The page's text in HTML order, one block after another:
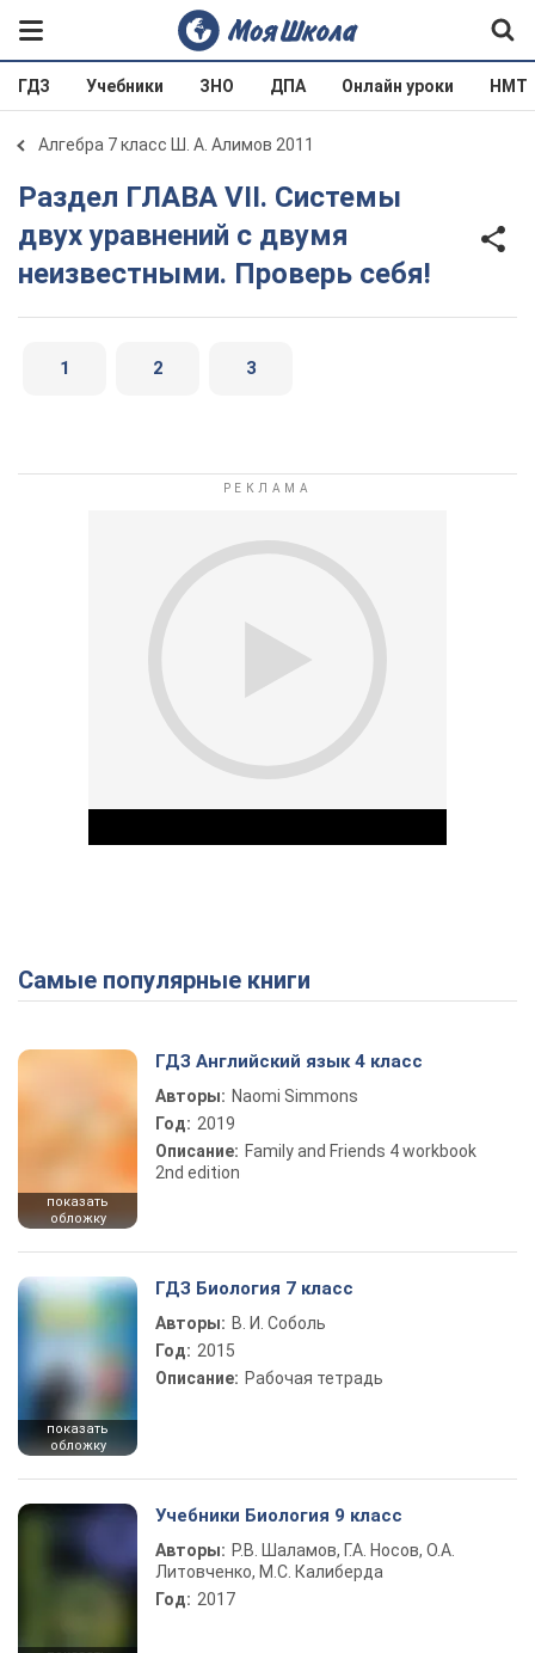
ГДЗ Учебники ЗНО ДПА Онлайн уроки НМТ
Алгебра 7 класс Ш. А. Алимов 2011
Раздел ГЛАВА VII. Системы
двух уравнений с двумя
неизвестными. Проверь себя!
1 2 3
Play Video
Самые популярные книги
показать
обложку
ГДЗ Английский язык 4 класс
Авторы: Naomi Simmons
Год: 2019
Описание: Family and Friends 4 workbook
2nd edition
показать
обложку
ГДЗ Биология 7 класс
Авторы: В. И. Соболь
Год: 2015
Описание: Рабочая тетрадь
Учебники Биология 9 класс
Авторы: Р.В. Шаламов, Г.А. Носов, О.А.
Литовченко, М.С. Калиберда
Год: 2017